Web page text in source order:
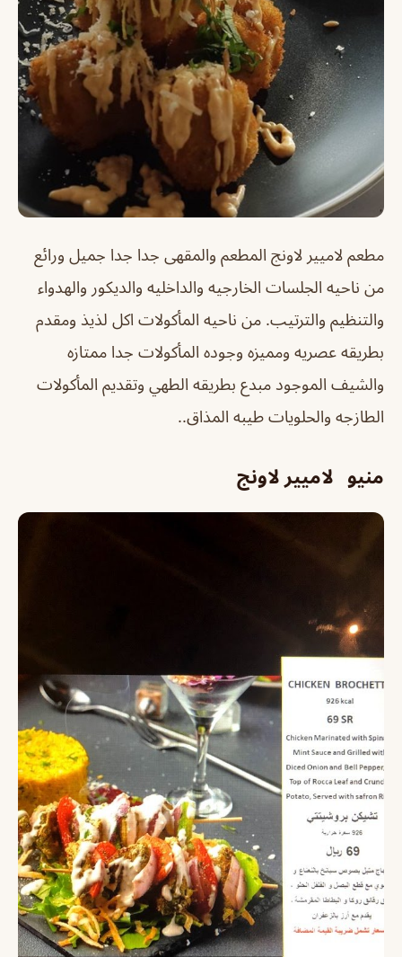
مطعم لاميير لاونج المطعم والمقهى جدا جدا جميل ورائع
من ناحيه الجلسات الخارجيه والداخليه والديكور والهدواء
والتنظيم والترتيب. من ناحيه المأكولات اكل لذيذ ومقدم
بطريقه عصريه ومميزه وجوده المأكولات جدا ممتازه
والشيف الموجود مبدع بطريقه الطهي وتقديم المأكولات
الطازجه والحلويات طيبه المذاق..
منيو لاميير لاونج